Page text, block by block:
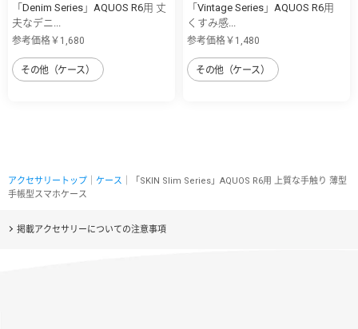
「Denim Series」AQUOS R6用 丈
夫なデニ...
参考価格￥1,680
その他（ケース）
「Vintage Series」AQUOS R6用
くすみ感...
参考価格￥1,480
その他（ケース）
アクセサリートップ ケース ｜「SKIN Slim Series」AQUOS R6用 上質な手触り 薄型
手帳型スマホケース
掲載アクセサリーについての注意事項